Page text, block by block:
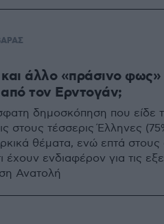
άλλο «πράσινο φως»
τον Ερντογάν;
δημοσκόπηση που είδε
στους τέσσερις Έλληνες
θέματα, ενώ επτά
έχουν ενδιαφέρον για τις
Ανατολή